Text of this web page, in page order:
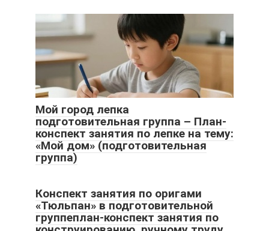
Мой город лепка
подготовительная группа – План-
конспект занятия по лепке на тему:
«Мой дом» (подготовительная
группа)
Конспект занятия по оригами
«Тюльпан» в подготовительной
группеплан-конспект занятия по